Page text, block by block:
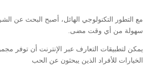
مع التطور التكنولوجي الهائل، أصبح البحث عن
سهولة من أي وقت مضى.
يمكن لتطبيقات التعارف عبر الإنترنت أن توفر
الخيارات للأفراد الذين يبحثون عن الحب